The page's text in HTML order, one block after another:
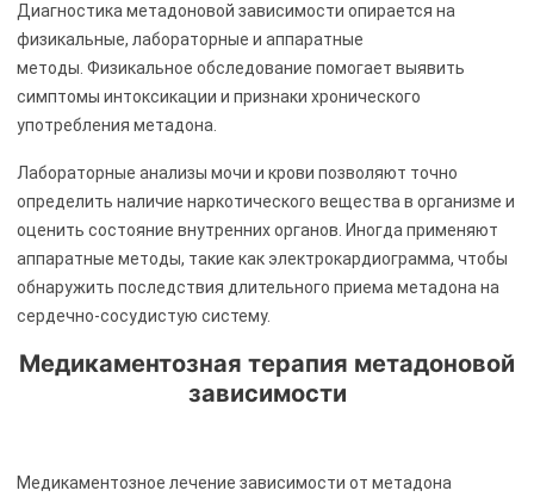
Диагностика метадоновой зависимости опирается на
физикальные, лабораторные и аппаратные
методы. Физикальное обследование помогает выявить
симптомы интоксикации и признаки хронического
употребления метадона.
Лабораторные анализы мочи и крови позволяют точно
определить наличие наркотического вещества в организме и
оценить состояние внутренних органов. Иногда применяют
аппаратные методы, такие как электрокардиограмма, чтобы
обнаружить последствия длительного приема метадона на
сердечно-сосудистую систему.
Медикаментозная терапия метадоновой
зависимости
Медикаментозное лечение зависимости от метадона